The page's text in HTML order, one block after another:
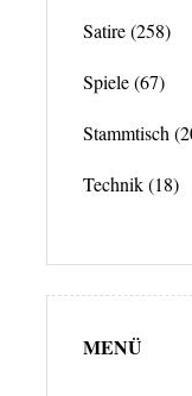
Satire(258)
Spiele(67)
Stammtisch
Technik(18)
MENÜ